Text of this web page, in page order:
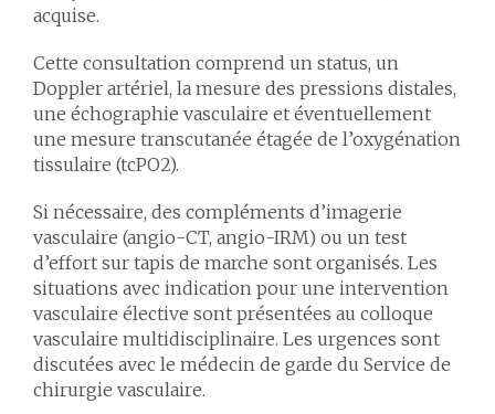
acquise.
Cette consultation comprend un status, un
Doppler artériel, la mesure des pressions distales,
une échographie vasculaire et éventuellement
une mesure transcutanée étagée de l’oxygénation
tissulaire (tcPO2).
Si nécessaire, des compléments d’imagerie
vasculaire (angio-CT, angio-IRM) ou un test
d’effort sur tapis de marche sont organisés. Les
situations avec indication pour une intervention
vasculaire élective sont présentées au colloque
vasculaire multidisciplinaire. Les urgences sont
discutées avec le médecin de garde du Service de
chirurgie vasculaire.